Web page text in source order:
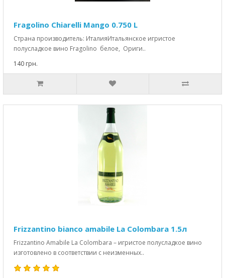
Fragolino Chiarelli Mango 0.750 L
Страна производитель: ИталияИтальянское игристое
полусладкое вино Fragolino белое, Ориги..
140 грн.
Frizzantino bianco amabile La Colombara 1.5л
Frizzantino Amabile La Colombara – игристое полусладкое вино
изготовлено в соответствии с неизменных..